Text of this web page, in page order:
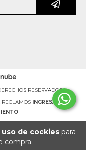
de cookiespara
compra.
RESERVADOS.
RECLAMOS INGRESÁ ACÁ.